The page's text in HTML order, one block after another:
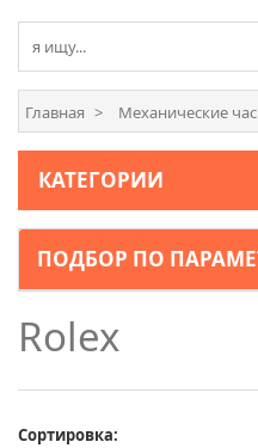
Главная Механические
КАТЕГОРИИ
ПОДБОР ПО
Rolex
Сортировка: